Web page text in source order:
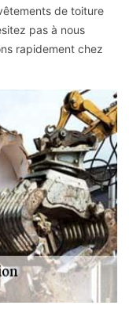
de toiture
pas à nous
rapidement chez